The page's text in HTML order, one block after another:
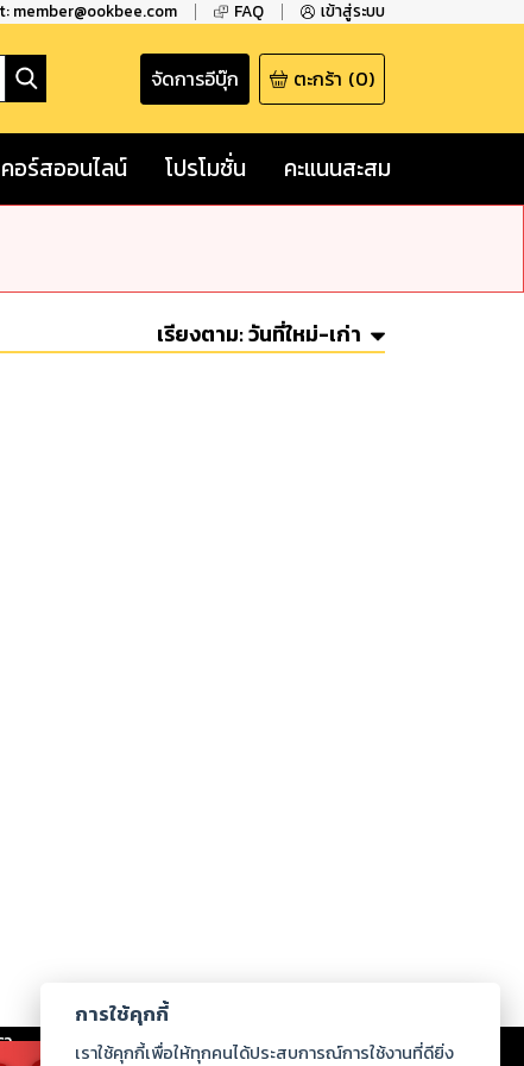
member@ookbee.com FAQ เข้าสู่ระบบ
จัดการอีบุ๊ก ตะกร้า (0)
คอร์สออนไลน์ โปรโมชั่น คะแนนสะสม
เรียงตาม:วันที่ใหม่-เก่า
ร่วมงานกับเรา ดาวน์โหลด
การใช้คุกกี้
เราใช้คุกกี้เพื่อให้ทุกคนได้ประสบการณ์การใช้งานที่ดียิ่ง